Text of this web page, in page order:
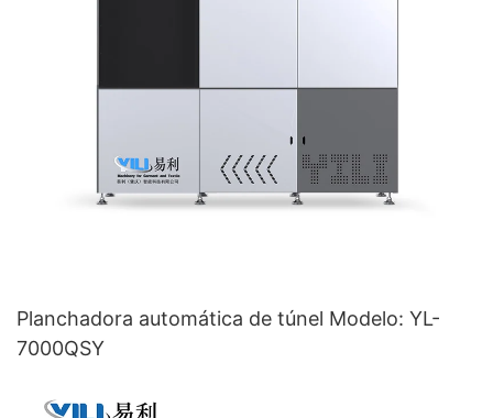
Planchadora automática de túnel Modelo: YL-
7000QSY